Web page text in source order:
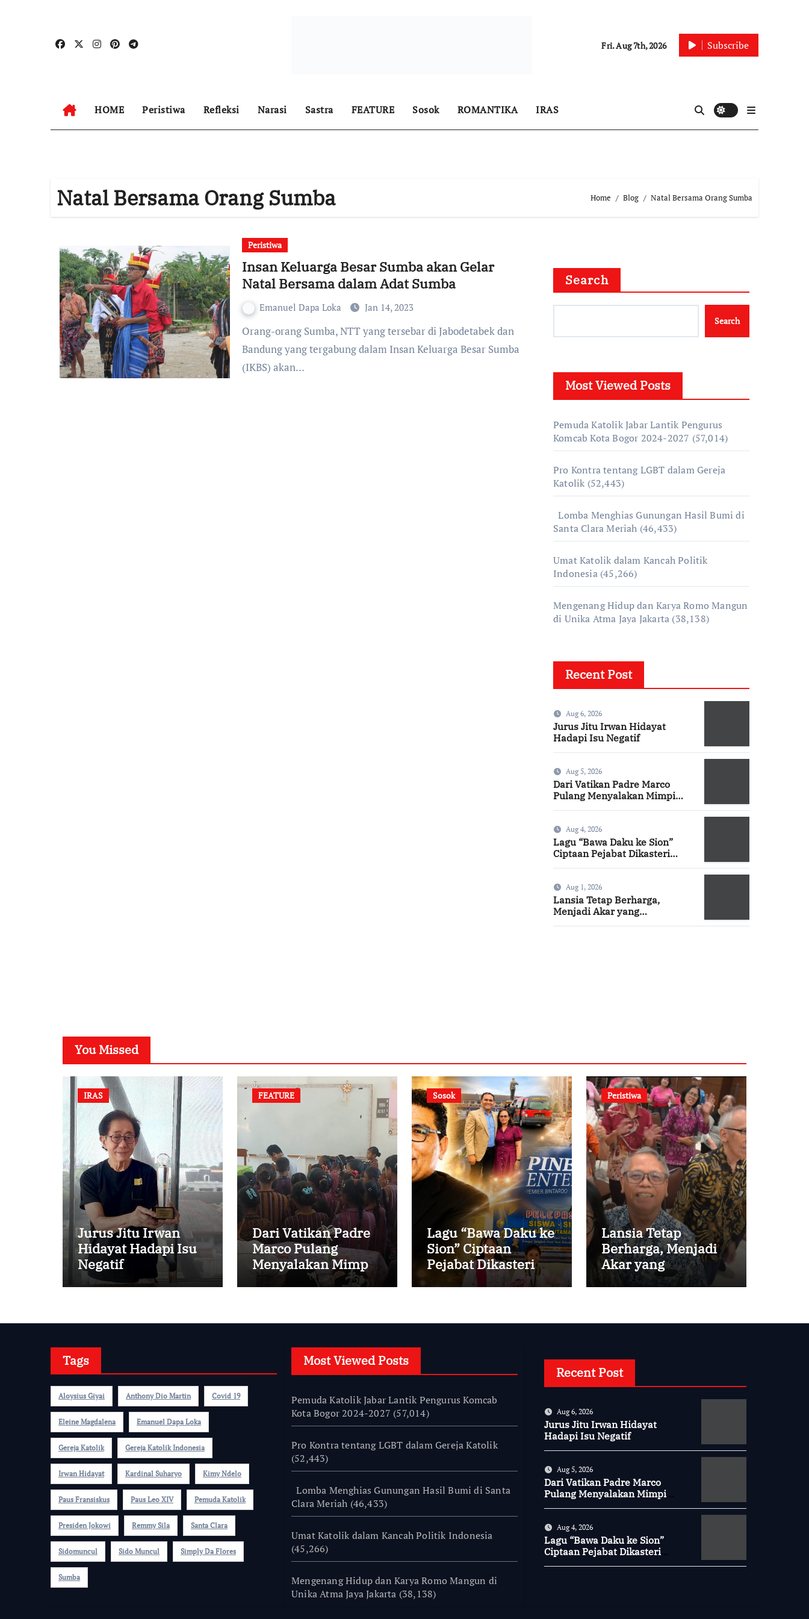
Fri. Aug 7th, 2026 Subscribe
HOME Peristiwa Refleksi Narasi Sastra FEATURE Sosok ROMANTIKA IRAS
Natal Bersama Orang Sumba Home Blog Natal Bersama Orang Sumba
Peristiwa
Insan Keluarga Besar Sumba akan Gelar
Natal Bersama dalam Adat Sumba
Emanuel Dapa Loka Jan 14, 2023
Orang-orang Sumba, NTT yang tersebar di Jabodetabek dan
Bandung yang tergabung dalam Insan Keluarga Besar Sumba
(IKBS) akan…
Search
Search
Most Viewed Posts
Pemuda Katolik Jabar Lantik Pengurus
Komcab Kota Bogor 2024-2027 (57,014)
Pro Kontra tentang LGBT dalam Gereja
Katolik (52,443)
Lomba Menghias Gunungan Hasil Bumi di
Santa Clara Meriah (46,433)
Umat Katolik dalam Kancah Politik
Indonesia (45,266)
Mengenang Hidup dan Karya Romo Mangun
di Unika Atma Jaya Jakarta (38,138)
Recent Post
Aug 6, 2026
Jurus Jitu Irwan Hidayat
Hadapi Isu Negatif
Aug 5, 2026
Dari Vatikan Padre Marco
Pulang Menyalakan Mimpi
Aug 4, 2026
Lagu “Bawa Daku ke Sion”
Ciptaan Pejabat Dikasteri
Aug 1, 2026
Lansia Tetap Berharga,
Menjadi Akar yang
You Missed
IRAS
Jurus Jitu Irwan
Hidayat Hadapi Isu
Negatif
FEATURE
Dari Vatikan Padre
Marco Pulang
Menyalakan Mimpi
Anak-anak Desa
Sosok
Lagu “Bawa Daku ke
Sion” Ciptaan
Pejabat Dikasteri
Vatikan, Peraih
Peristiwa
Lansia Tetap
Berharga, Menjadi
Akar yang
Menghidupi
Tags
Aloysius Giyai Anthony Dio Martin Covid 19
Eleine Magdalena Emanuel Dapa Loka
Gereja Katolik Gereja Katolik Indonesia
Irwan Hidayat Kardinal Suharyo Kimy Ndelo
Paus Fransiskus Paus Leo XIV Pemuda Katolik
Presiden Jokowi Remmy Sila Santa Clara
Sidomuncul Sido Muncul Simply Da Flores
Sumba
Most Viewed Posts
Pemuda Katolik Jabar Lantik Pengurus Komcab
Kota Bogor 2024-2027 (57,014)
Pro Kontra tentang LGBT dalam Gereja Katolik
(52,443)
Lomba Menghias Gunungan Hasil Bumi di Santa
Clara Meriah (46,433)
Umat Katolik dalam Kancah Politik Indonesia
(45,266)
Mengenang Hidup dan Karya Romo Mangun di
Unika Atma Jaya Jakarta (38,138)
Recent Post
Aug 6, 2026
Jurus Jitu Irwan Hidayat
Hadapi Isu Negatif
Aug 5, 2026
Dari Vatikan Padre Marco
Pulang Menyalakan Mimpi
Aug 4, 2026
Lagu “Bawa Daku ke Sion”
Ciptaan Pejabat Dikasteri